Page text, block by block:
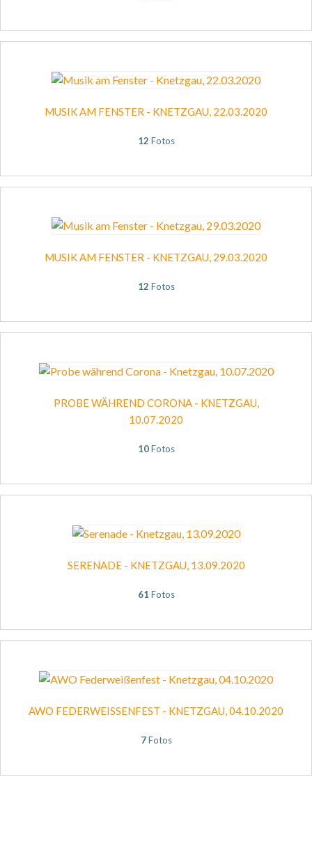
MUSIK AM FENSTER - KNETZGAU, 22.03.2020
12 Fotos
MUSIK AM FENSTER - KNETZGAU, 29.03.2020
12 Fotos
PROBE WÄHREND CORONA - KNETZGAU,
10.07.2020
10Fotos
SERENADE - KNETZGAU, 13.09.2020
61 Fotos
AWO FEDERWEISSENFEST - KNETZGAU, 04.10.2020
7Fotos